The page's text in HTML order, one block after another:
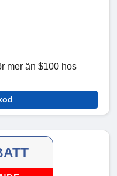
mer än $100 hos